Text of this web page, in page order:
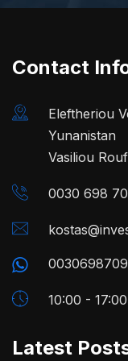
Contact
Eleftheriou
Yunanistan
Vasiliou
0030 698
10:00 - 17:00
Latest